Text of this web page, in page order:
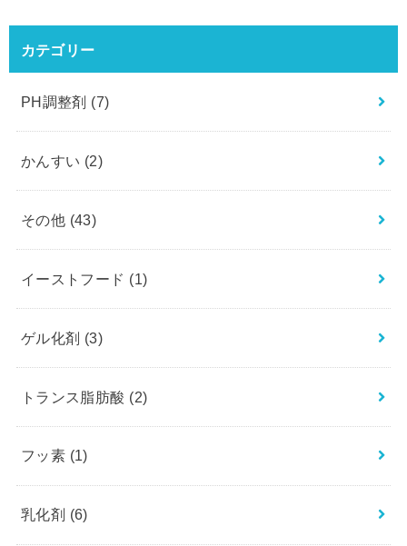
カテゴリー
PH調整剤 (7)
かんすい (2)
その他 (43)
イーストフード (1)
ゲル化剤 (3)
トランス脂肪酸 (2)
フッ素 (1)
乳化剤 (6)